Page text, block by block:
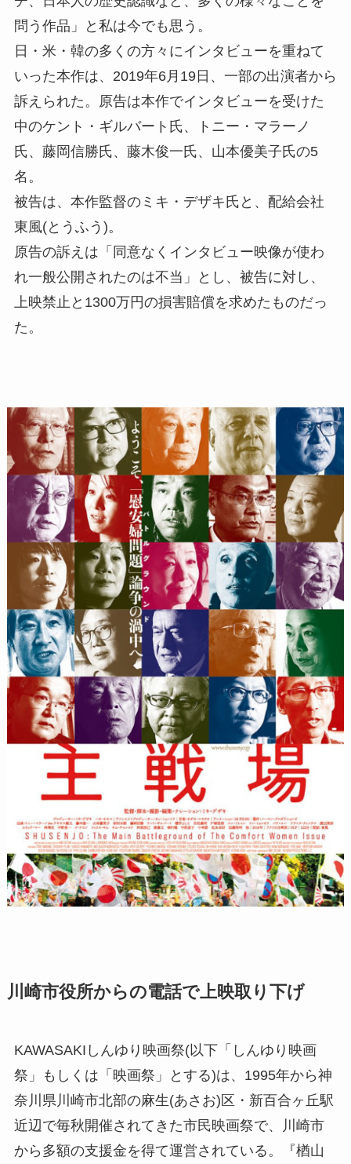
問う作品」と私は今でも思う。
日・米・韓の多くの方々にインタビューを重ねて
いった本作は、2019年6月19日、一部の出演者から
訴えられた。原告は本作でインタビューを受けた
中のケント・ギルバート氏、トニー・マラーノ
氏、藤岡信勝氏、藤木俊一氏、山本優美子氏の5
名。
被告は、本作監督のミキ・デザキ氏と、配給会社
東風(とうふう)。
原告の訴えは「同意なくインタビュー映像が使わ
れ一般公開されたのは不当」とし、被告に対し、
上映禁止と1300万円の損害賠償を求めたものだっ
た。
川崎市役所からの電話で上映取り下げ
KAWASAKIしんゆり映画祭(以下「しんゆり映画
祭」もしくは「映画祭」とする)は、1995年から神
奈川県川崎市北部の麻生(あさお)区・新百合ヶ丘駅
近辺で毎秋開催されてきた市民映画祭で、川崎市
から多額の支援金を得て運営されている。『楢山